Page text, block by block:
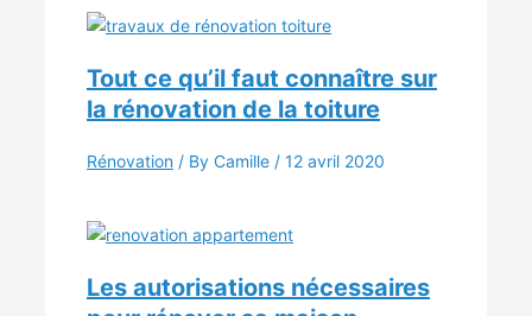
Tout ce qu’il faut connaître sur
la rénovation de la toiture
Rénovation / By Camille / 12 avril 2020
Les autorisations nécessaires